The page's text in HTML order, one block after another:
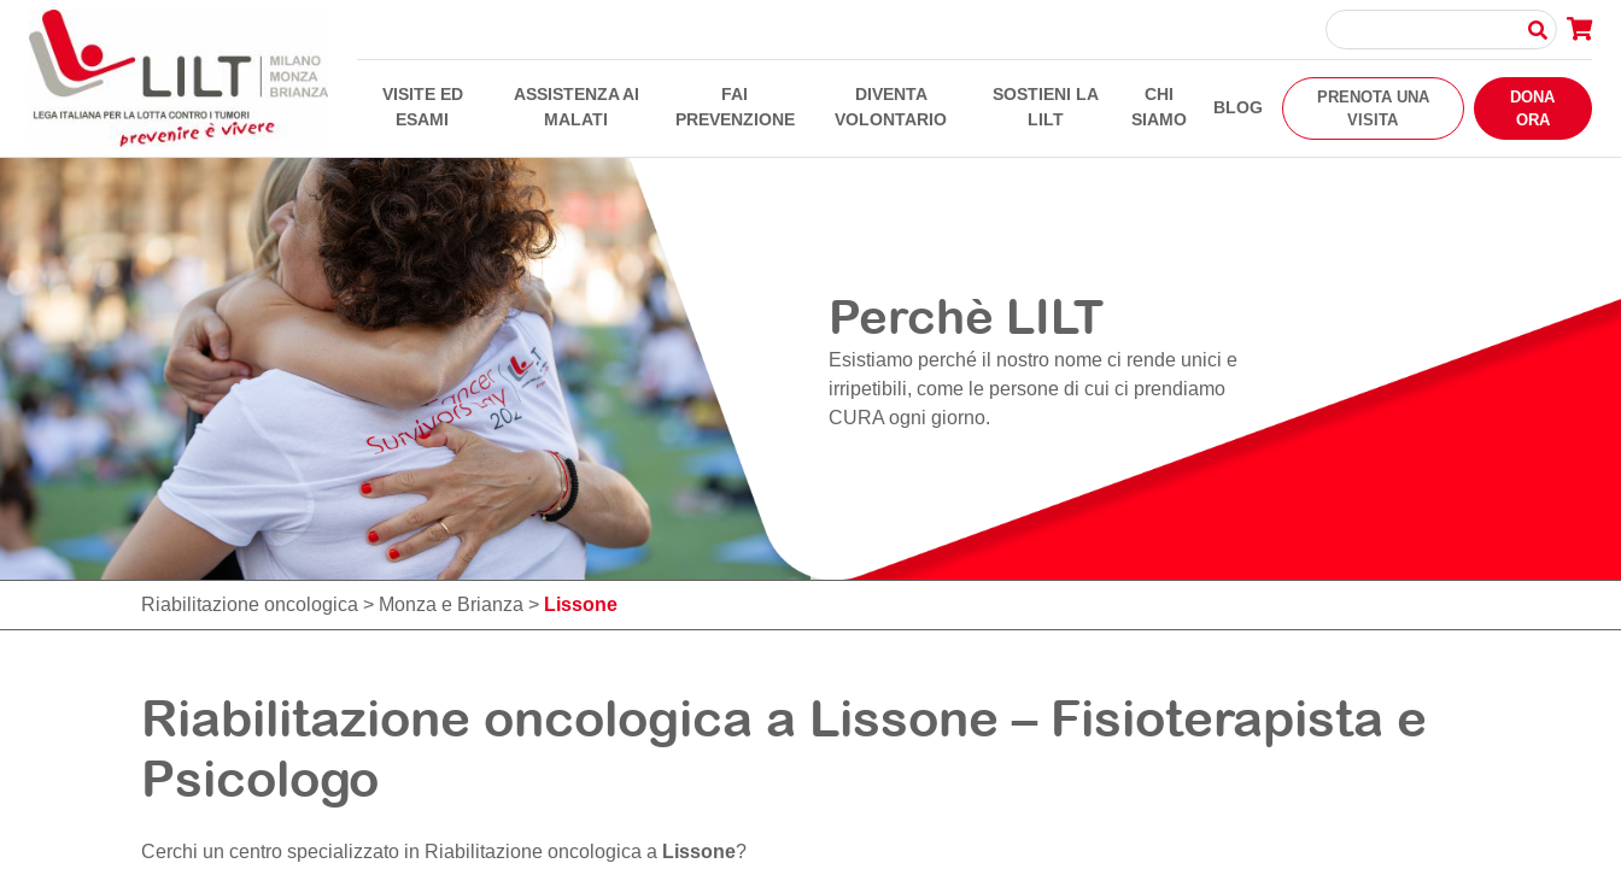
VISITE ED
ESAMI
ASSISTENZA AI
MALATI
FAI
PREVENZIONE
DIVENTA
VOLONTARIO
SOSTIENI LA
LILT
CHI
SIAMO
BLOG
PRENOTA UNA
VISITA
DONA
ORA
Perchè LILT
Esistiamo perché il nostro nome ci rende unici e
irripetibili, come le persone di cui ci prendiamo
CURA ogni giorno.
Riabilitazione oncologica > Monza e Brianza > Lissone
Riabilitazione oncologica a Lissone – Fisioterapista e
Psicologo
Cerchi un centro specializzato in Riabilitazione oncologica a Lissone?